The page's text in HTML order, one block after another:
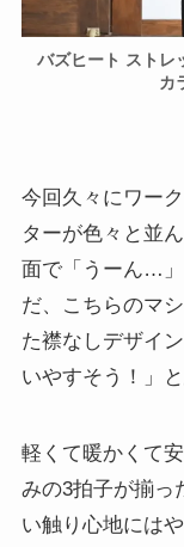
バズヒート ストレ
カ
今回久々にワー
ターが色々と並
面で「うーん…
だ、こちらのマ
た襟なしデザイ
いやすそう！」
軽くて暖かくて
みの3拍子が揃っ
い触り心地には